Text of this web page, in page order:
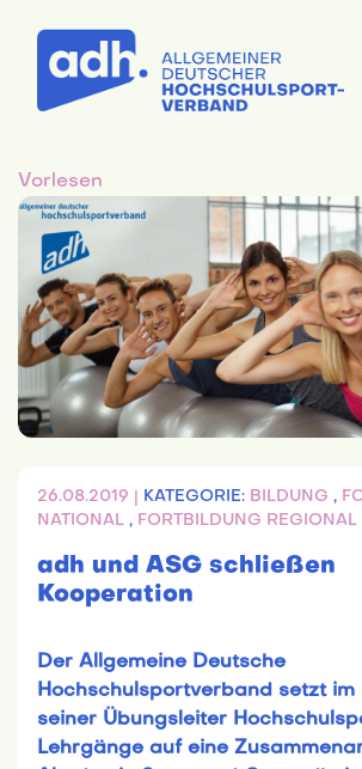
Vorlesen
26.08.2019 | KATEGORIE: BILDUNG ,
NATIONAL , FORTBILDUNG REGIONAL
adh und ASG schließen
Kooperation
Der Allgemeine Deutsche
Hochschulsportverband setzt im
seiner Übungsleiter
Lehrgänge auf eine